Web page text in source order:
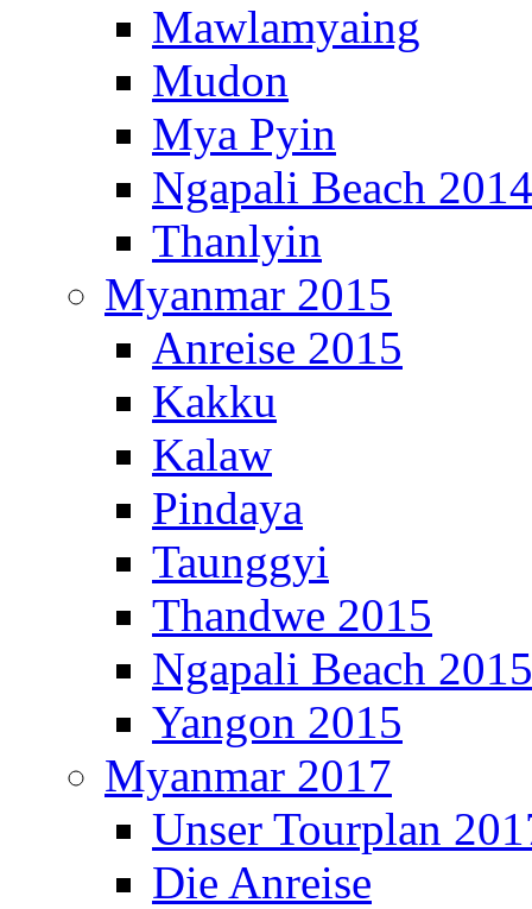
Mawlamyaing
Mudon
Mya Pyin
Ngapali Beach 2014
Thanlyin
Myanmar 2015
Anreise 2015
Kakku
Kalaw
Pindaya
Taunggyi
Thandwe 2015
Ngapali Beach 2015
Yangon 2015
Myanmar 2017
Unser Tourplan
Die Anreise